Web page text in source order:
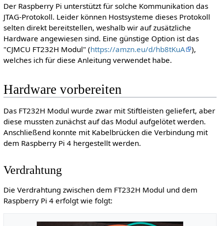
Der Raspberry Pi unterstützt für solche Kommunikation das
JTAG-Protokoll. Leider können Hostsysteme dieses Protokoll
selten direkt bereitstellen, weshalb wir auf zusätzliche
Hardware angewiesen sind. Eine günstige Option ist das
"CJMCU FT232H Modul" (https://amzn.eu/d/hb8tKuA
),
welches ich für diese Anleitung verwendet habe.
Hardware vorbereiten
Das FT232H Modul wurde zwar mit Stiftleisten geliefert, aber
diese mussten zunächst auf das Modul aufgelötet werden.
Anschließend konnte mit Kabelbrücken die Verbindung mit
dem Raspberry Pi 4 hergestellt werden.
Verdrahtung
Die Verdrahtung zwischen dem FT232H Modul und dem
Raspberry Pi 4 erfolgt wie folgt: